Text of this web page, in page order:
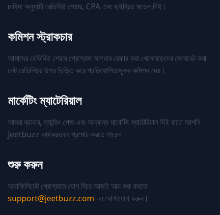
চাহিদা অনুযায়ী রেভিনিউ শেয়ার, CPA এবং হাইব্রিড মডেল দিই।
কমিশন স্ট্রাকচার
আমাদের রেভিনিউ শেয়ার প্রোগ্রাম আপনার রেফার করা খেলোয়াড়দের জেনারেট করা
নেট রেভিনিউর উপর ভিত্তি করে প্রতিযোগিতামূলক কমিশন দেয়।
মার্কেটিং ম্যাটেরিয়াল
আমরা ব্যানার, ল্যান্ডিং পেজ এবং অন্যান্য মার্কেটিং ম্যাটেরিয়াল দিই যাতে আপনি
Jeetbuzz কার্যকরভাবে প্রমোট করতে পারেন।
শুরু করুন
অ্যাফিলিয়েট প্রোগ্রামে যোগ দিয়ে আজই আয় শুরু করতে
support@jeetbuzz.com -এ যোগাযোগ করুন।